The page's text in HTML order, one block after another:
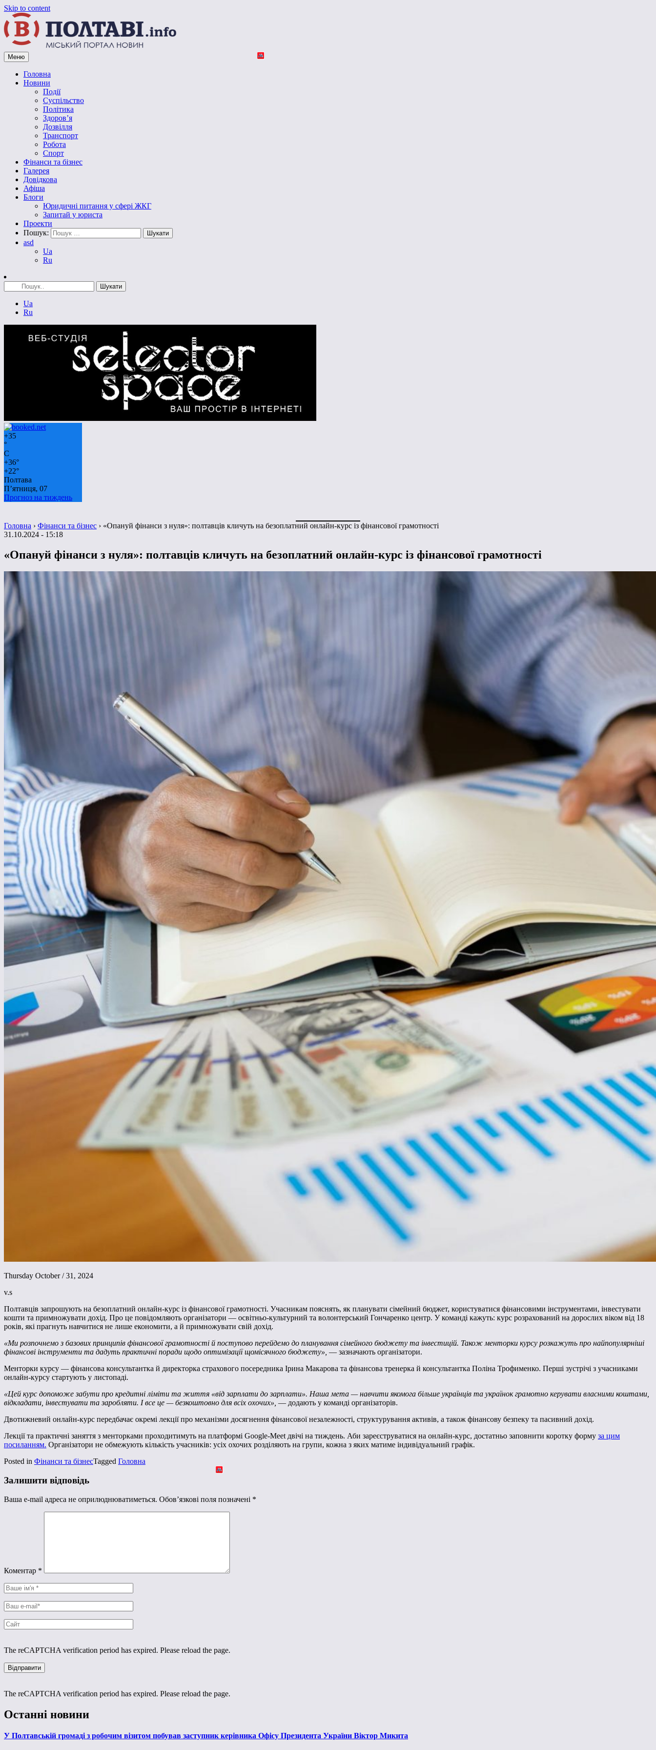
Skip to content
Vpoltave.info
Полтавський портал новин
Меню
Головна
Новини
Події
Суспільство
Політика
Здоров’я
Дозвілля
Транспорт
Робота
Спорт
Фінанси та бізнес
Галерея
Довідкова
Афіша
Блоги
Юридичні питання у сфері ЖКГ
Запитай у юриста
Проекти
Пошук:
asd
Ua
Ru
Ua
Ru
+35
°
C
+36°
+22°
Полтава
П’ятниця, 07
Прогноз на тиждень
Головна › Фінанси та бізнес › «Опануй фінанси з нуля»: полтавців кличуть на безоплатний онлайн-курс із фінансової грамотності
31.10.2024 - 15:18
«Опануй фінанси з нуля»: полтавців кличуть на безоплатний онлайн-курс із фінансової грамотності
Thursday October / 31, 2024
v.s
Полтавців запрошують на безоплатний онлайн-курс із фінансової грамотності. Учасникам пояснять, як планувати сімейний бюджет, користуватися фінансовими інструментами, інвестувати
кошти та примножувати дохід. Про це повідомляють організатори — освітньо-культурний та волонтерський Гончаренко центр. У команді кажуть: курс розрахований на дорослих віком від 18
років, які прагнуть навчитися не лише економити, а й примножувати свій дохід.
«Ми розпочнемо з базових принципів фінансової грамотності й поступово перейдемо до планування сімейного бюджету та інвестицій. Також менторки курсу розкажуть про найпопулярніші
фінансові інструменти та дадуть практичні поради щодо оптимізації щомісячного бюджету», — зазначають організатори.
Менторки курсу — фінансова консультантка й директорка страхового посередника Ірина Макарова та фінансова тренерка й консультантка Поліна Трофименко. Перші зустрічі з учасниками
онлайн-курсу стартують у листопаді.
«Цей курс допоможе забути про кредитні ліміти та життя «від зарплати до зарплати». Наша мета — навчити якомога більше українців та українок грамотно керувати власними коштами,
відкладати, інвестувати та заробляти. І все це — безкоштовно для всіх охочих», — додають у команді організаторів.
Двотижневий онлайн-курс передбачає окремі лекції про механізми досягнення фінансової незалежності, структурування активів, а також фінансову безпеку та пасивний дохід.
Лекції та практичні заняття з менторками проходитимуть на платформі Google-Meet двічі на тиждень. Аби зареєструватися на онлайн-курс, достатньо заповнити коротку форму за цим
посиланням. Організатори не обмежують кількість учасників: усіх охочих розділяють на групи, кожна з яких матиме індивідуальний графік.
Posted in Фінанси та бізнесTagged Головна
Залишити відповідь
Ваша e-mail адреса не оприлюднюватиметься. Обов’язкові поля позначені *
Коментар *
The reCAPTCHA verification period has expired. Please reload the page.
The reCAPTCHA verification period has expired. Please reload the page.
Останні новини
У Полтавській громаді з робочим візитом побував заступник керівника Офісу Президента України Віктор Микита